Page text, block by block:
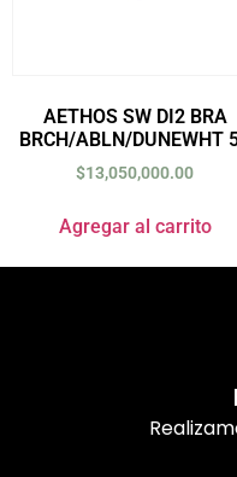
AETHOS SW DI2 BRA
BRCH/ABLN/DUNEWHT
$13,050,000.00
Agregar al carrito